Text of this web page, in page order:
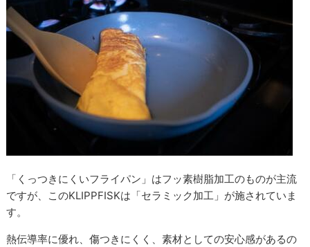
「くっつきにくいフライパン」はフッ素樹脂加工のものが主流
ですが、このKLIPPFISKは「セラミック加工」が施されていま
す。
熱伝導率に優れ、傷つきにくく、素材としての安心感があるの